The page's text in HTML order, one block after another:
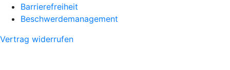
Barrierefreiheit
Beschwerdemanagement
Vertrag widerrufen